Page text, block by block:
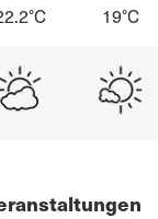
19°C